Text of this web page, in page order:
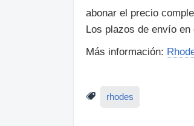
abonar el precio
Los plazos de envío
Más información:
rhodes